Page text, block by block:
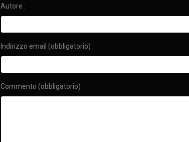
Autore :
Indirizzo email (obbligatorio) :
Commento (obbligatorio) :